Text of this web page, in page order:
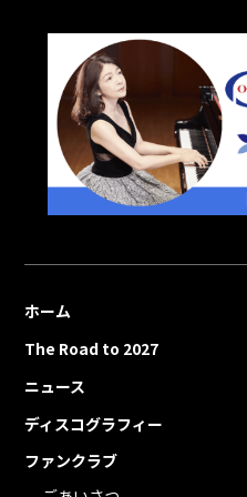
ホーム
The Road to 2027
ニュース
ディスコグラフィー
ファンクラブ